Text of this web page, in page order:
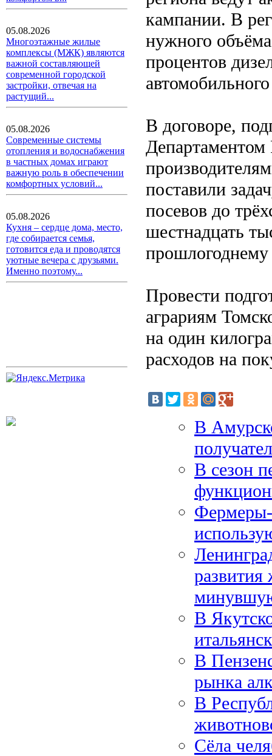
05.08.2026
Многоэтажные жилые
комплексы (МЖК) являются
важной составляющей
современной городской
застройки, отвечая на
растущий...
05.08.2026
Современные системы
отопления и водоснабжения
в частных домах играют
важную роль в обеспечении
комфортных условий...
05.08.2026
Кухня – сердце дома, место,
где собирается семья,
готовится еда и проводятся
уютные вечера с друзьями.
Именно поэтому...
кампании. В
нужного
процентов
В договоре,
Департаментом
поставили
посевов до
шестнадцать
прошлогоднему
Провести
аграриям
на один
расходов на
В
В сезон
Фермеры-
развития
В
В
рынка
В
Сёла